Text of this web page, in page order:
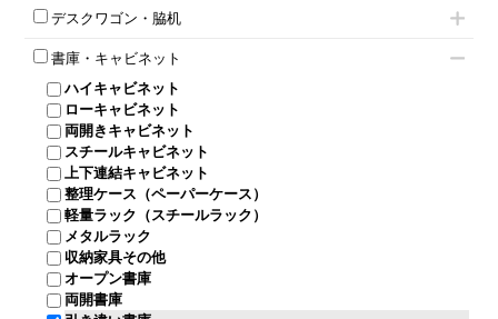
役員チェア
オフィスチェアその他
フリーアドレスデスク（ベンチデスク）
昇降デスク
両袖机
平机・平デスク
デスクワゴン・脇机
インワゴン2段
インワゴン3段
脇机
ワゴンその他
書庫・キャビネット
ハイキャビネット
ローキャビネット
両開きキャビネット
スチールキャビネット
上下連結キャビネット
整理ケース（ペーパーケース）
軽量ラック（スチールラック）
メタルラック
収納家具その他
オープン書庫
両開書庫